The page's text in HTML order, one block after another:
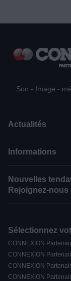
Son - Image -
Actualités
Informations
Nouvelles
Rejoignez-nous
Sélectionnez
CONNEXION
CONNEXION
CONNEXION
CONNEXION